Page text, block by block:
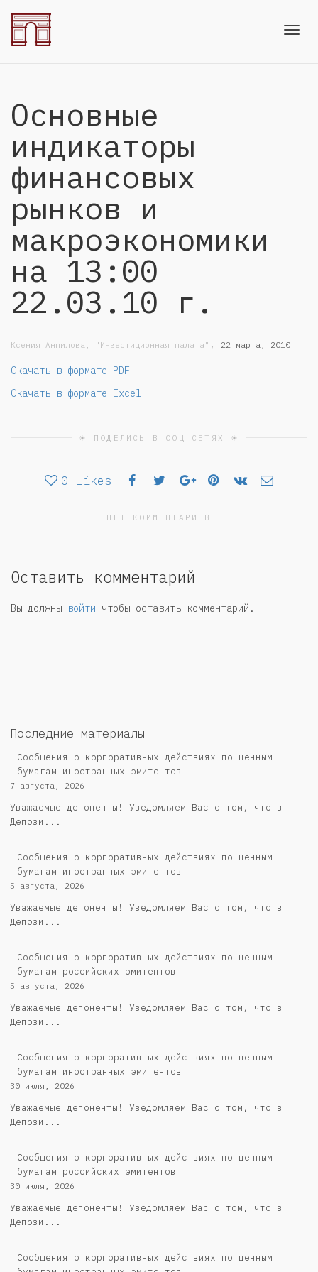
Основные
индикаторы
финансовых
рынков и
макроэкономики
на 13:00
22.03.10 г.
Ксения Анпилова, "Инвестиционная палата" , 22 марта, 2010
Скачать в формате PDF
Скачать в формате Excel
☀ ПОДЕЛИСЬ В СОЦ СЕТЯХ ☀
0 likes
НЕТ КОММЕНТАРИЕВ
Оставить комментарий
Вы должны войти чтобы оставить комментарий.
Последние материалы
Сообщения о корпоративных действиях по ценным
бумагам иностранных эмитентов
7 августа, 2026
Уважаемые депоненты! Уведомляем Вас о том, что в
Депози...
Сообщения о корпоративных действиях по ценным
бумагам иностранных эмитентов
5 августа, 2026
Уважаемые депоненты! Уведомляем Вас о том, что в
Депози...
Cообщения о корпоративных действиях по ценным
бумагам российских эмитентов
5 августа, 2026
Уважаемые депоненты! Уведомляем Вас о том, что в
Депози...
Сообщения о корпоративных действиях по ценным
бумагам иностранных эмитентов
30 июля, 2026
Уважаемые депоненты! Уведомляем Вас о том, что в
Депози...
Cообщения о корпоративных действиях по ценным
бумагам российских эмитентов
30 июля, 2026
Уважаемые депоненты! Уведомляем Вас о том, что в
Депози...
Сообщения о корпоративных действиях по ценным